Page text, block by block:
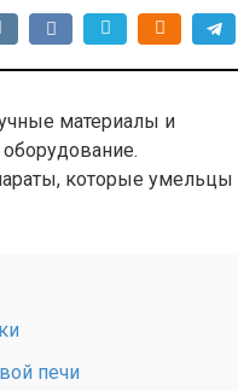
материалы и
которые умельцы
печи